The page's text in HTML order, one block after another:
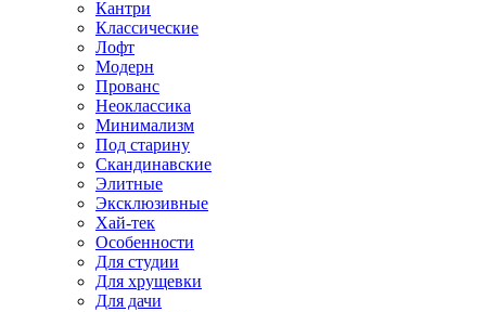
Кантри
Классические
Лофт
Модерн
Прованс
Неоклассика
Минимализм
Под старину
Скандинавские
Элитные
Эксклюзивные
Хай-тек
Особенности
Для студии
Для хрущевки
Для дачи